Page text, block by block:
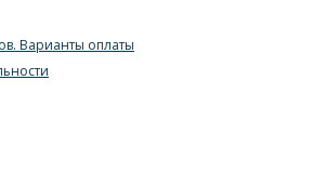
Варианты оплаты